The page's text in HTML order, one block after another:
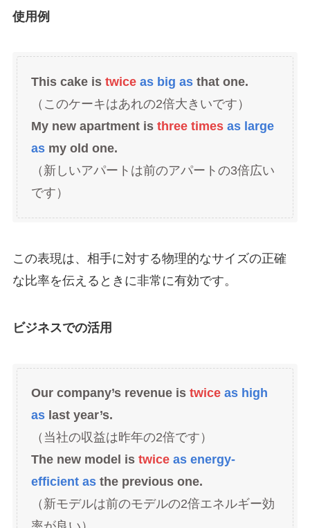
使用例
This cake is twice as big asthat one.
（このケーキはあれの2倍大きいです）
My new apartment is three times as large
asmy old one.
（新しいアパートは前のアパートの3倍広い
です）
この表現は、相手に対する物理的なサイズの正確
な比率を伝えるときに非常に有効です。
ビジネスでの活用
Our company’s revenue is twice as high
aslast year’s.
（当社の収益は昨年の2倍です）
The new model is twice as energy-
efficient asthe previous one.
（新モデルは前のモデルの2倍エネルギー効